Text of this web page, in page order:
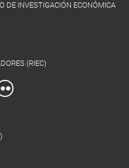
DE INVESTIGACIÓN ECONÓMICA
(RIEC)